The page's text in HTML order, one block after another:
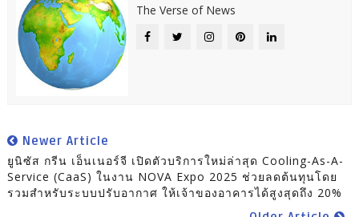
The Verse of News
Newer Article
ยูนิซัส กรีน เอ็นเนอร์จี เปิดตัวบริการใหม่ล่าสุด Cooling-As-A-
Service (CaaS) ในงาน NOVA Expo 2025 ช่วยลดต้นทุนโดย
รวมสำหรับระบบปรับอากาศ ให้เจ้าของอาคารได้สูงสุดถึง 20%